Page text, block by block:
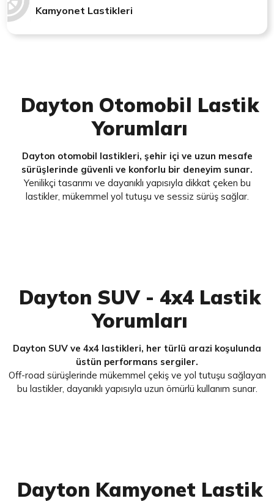
Kamyonet Lastikleri
Dayton Otomobil Lastik
Yorumları
Dayton otomobil lastikleri, şehir içi ve uzun mesafe
sürüşlerinde güvenli ve konforlu bir deneyim sunar.
Yenilikçi tasarımı ve dayanıklı yapısıyla dikkat çeken bu
lastikler, mükemmel yol tutuşu ve sessiz sürüş sağlar.
Dayton SUV - 4x4 Lastik
Yorumları
Dayton SUV ve 4x4 lastikleri, her türlü arazi koşulunda
üstün performans sergiler.
Off-road sürüşlerinde mükemmel çekiş ve yol tutuşu sağlayan
bu lastikler, dayanıklı yapısıyla uzun ömürlü kullanım sunar.
Dayton Kamyonet Lastik